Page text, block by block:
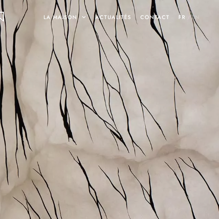
DESIGNS UMAMI
LA MAISON
SHOWROOMS ET GALERIES
ACTUALITÉS CONTACT FR /EN